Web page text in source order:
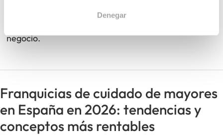
Denegar
habilidades comerciales y de gestión de equipos
negocio.
Franquicias de cuidado de mayores
en España en 2026: tendencias y
conceptos más rentables